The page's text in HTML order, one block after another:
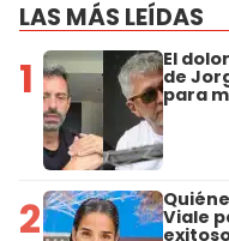
LAS MÁS LEÍDAS
1 El
de
para
2 Viale